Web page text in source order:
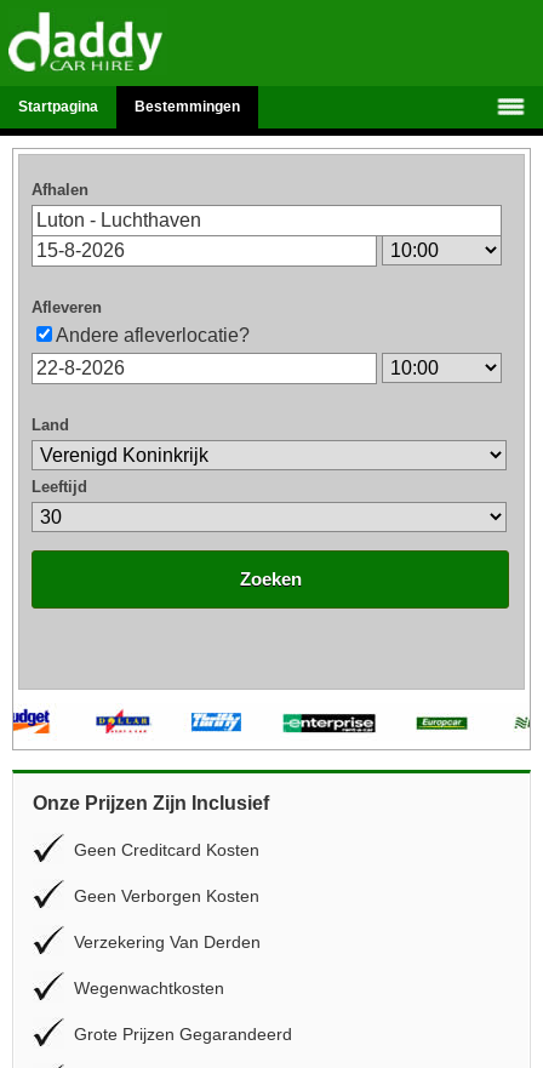
Startpagina Bestemmingen
Afhalen
Afleveren
Andere afleverlocatie?
Land
Leeftijd
Zoeken
Onze Prijzen Zijn Inclusief
Geen Creditcard Kosten
Geen Verborgen Kosten
Verzekering Van Derden
Wegenwachtkosten
Grote Prijzen Gegarandeerd